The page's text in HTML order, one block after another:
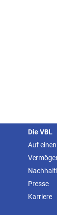
Die VBL
Auf
Presse
Karriere